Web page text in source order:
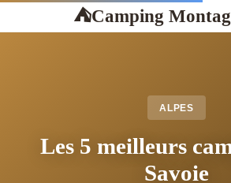
⛺Camping
ALPES
Les 5 meilleurs
Savoie